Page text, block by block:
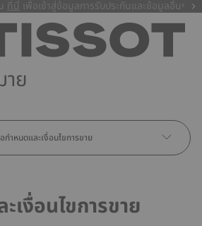
ที่นี่
ที่นี่ เพื่อเข้าสู่ข้อมูลการรับประกันและข้อมูลอื่นๆ
ย
กำหนดและเงื่อนไขการขาย
เงื่อนไขการขาย